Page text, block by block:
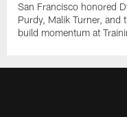
San Francisco honored
Purdy, Malik Turner,
build momentum at